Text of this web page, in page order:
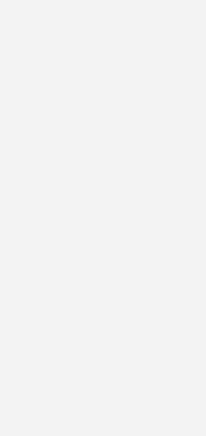
der Konjunktur
dem Vormonat um
bleibt damit allerdings
Tiefbau konnte die
gesteigert werden und
Monaten zeichnet
mit einer deutlich
auf die wirtschaftlichen
Auftraggebern (hier vor
Wirtschaftsbau